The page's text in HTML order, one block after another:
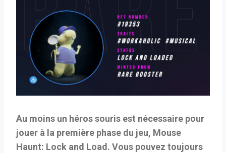
Au moins un héros souris est nécessaire pour
jouer à la première phase du jeu, Mouse
Haunt: Lock and Load. Vous pouvez toujours